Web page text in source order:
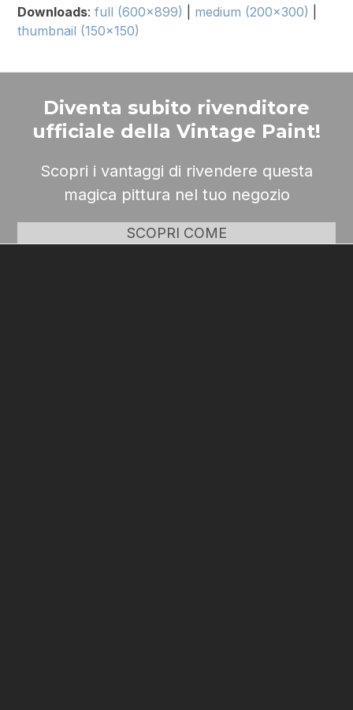
Downloads:full (600x899) medium (200x300)
thumbnail (150x150)
Diventa subito rivenditore
ufficiale della Vintage Paint!
Scopri i vantaggi di rivendere questa
magica pittura nel tuo negozio
SCOPRI COME